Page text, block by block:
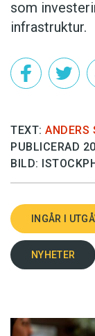
som
infrastruktur.
TEXT: ANDERS
PUBLICERAD
BILD:
INGÅR I
NYHETER